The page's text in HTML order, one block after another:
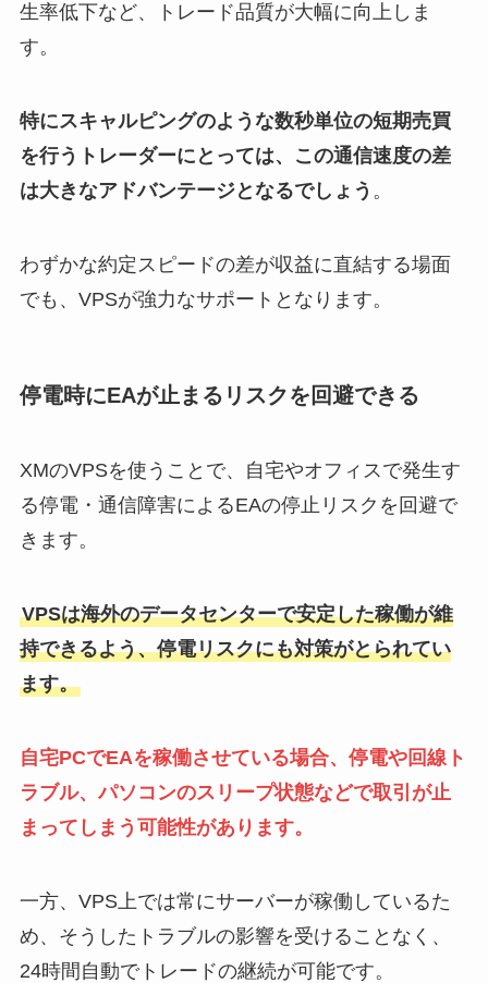
生率低下など、トレード品質が大幅に向上しま
す。
特にスキャルピングのような数秒単位の短期売買
を行うトレーダーにとっては、この通信速度の差
は大きなアドバンテージとなるでしょう 。
わずかな約定スピードの差が収益に直結する場面
でも、VPSが強力なサポートとなります。
停電時にEAが止まるリスクを回避できる
XMのVPSを使うことで、自宅やオフィスで発生す
る停電・通信障害によるEAの停止リスクを回避で
きます。
VPSは海外のデータセンターで安定した稼働が維
持できるよう、停電リスクにも対策がとられてい
ます。
自宅PCでEAを稼働させている場合、停電や回線ト
ラブル、パソコンのスリープ状態などで取引が止
まってしまう可能性があります。
一方、VPS上では常にサーバーが稼働しているた
め、そうしたトラブルの影響を受けることなく、
24時間自動でトレードの継続が可能です。